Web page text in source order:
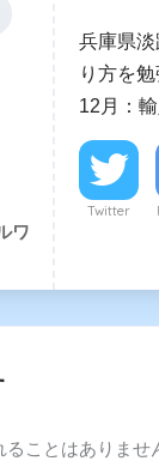
ワ
兵庫県
り方を
12月：
Twitter
ことはありませ